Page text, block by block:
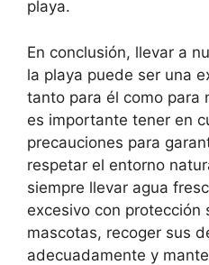
playa.
En conclusión, llevar a
la playa puede ser una
tanto para él como para
es importante tener en
precauciones para
respetar el entorno
siempre llevar agua
excesivo con protección
mascotas, recoger sus
adecuadamente y